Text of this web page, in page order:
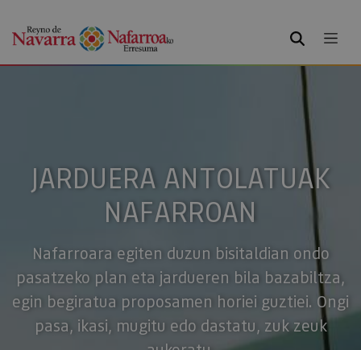
BILATU
JARDUERA ANTOLATUAK
NAFARROAN
Nafarroara egiten duzun bisitaldian ondo
pasatzeko plan eta jardueren bila bazabiltza,
egin begiratua proposamen horiei guztiei. Ongi
pasa, ikasi, mugitu edo dastatu, zuk zeuk